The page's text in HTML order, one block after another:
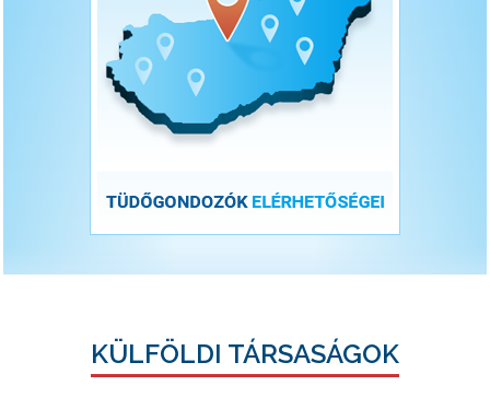
KÜLFÖLDI TÁRSASÁGOK